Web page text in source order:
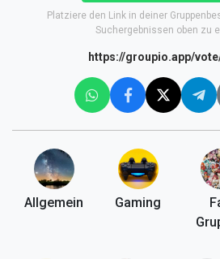
Platziere den Link in deiner
Suchergebnissen oben zu
https://groupio.app/
Allgemein Gaming